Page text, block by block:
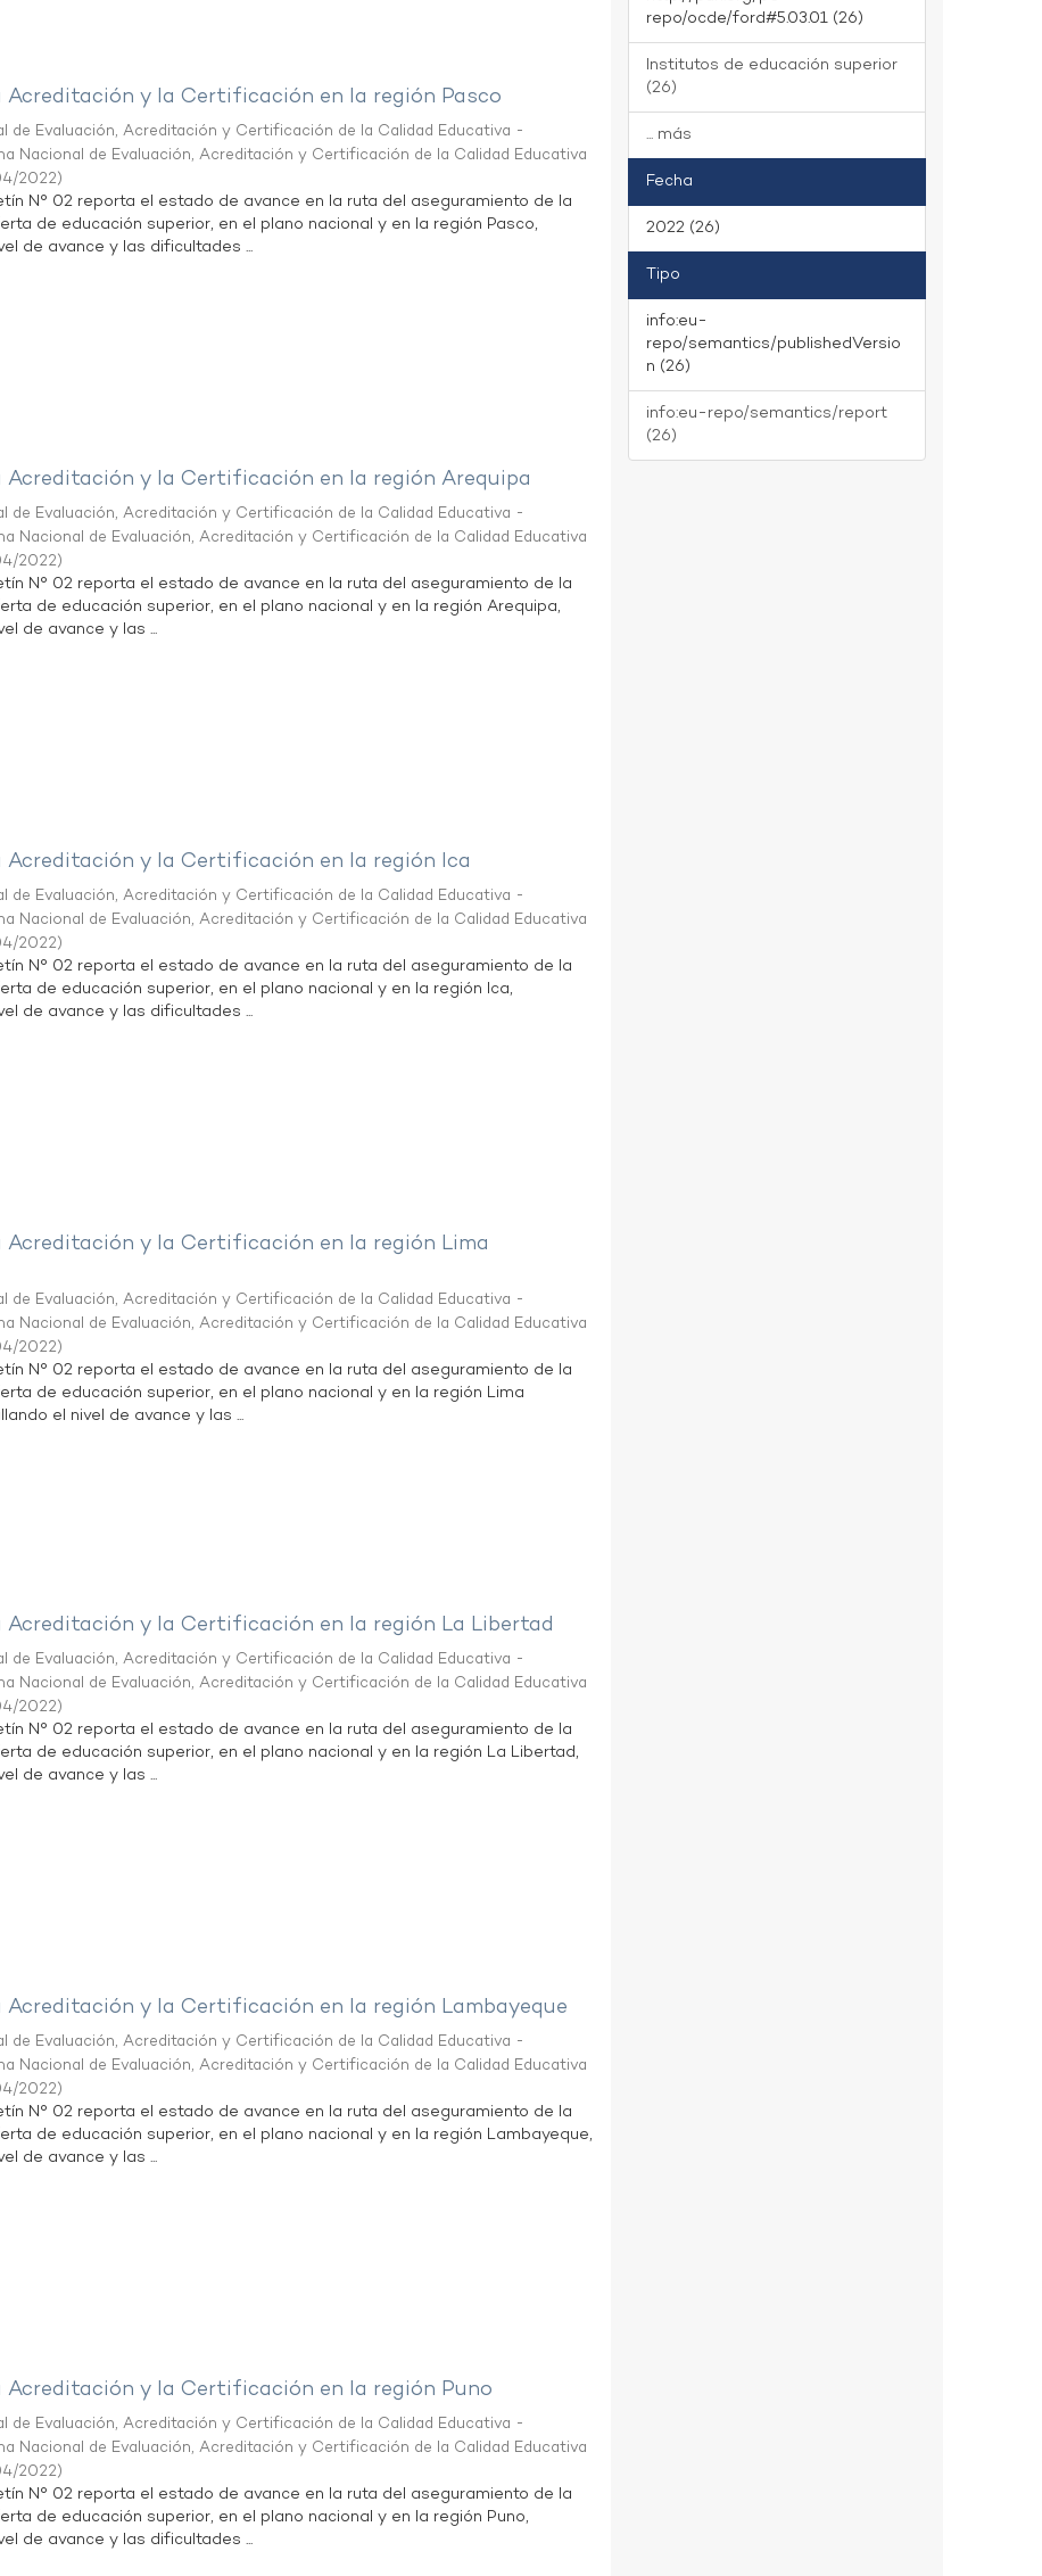
Acreditación y la Certificación en la región Pasco
de Evaluación, Acreditación y Certificación de la Calidad Educativa -
Nacional de Evaluación, Acreditación y Certificación de la Calidad Educativa
2022)
N° 02 reporta el estado de avance en la ruta del aseguramiento de la
de educación superior, en el plano nacional y en la región Pasco,
de avance y las dificultades ...
Acreditación y la Certificación en la región Arequipa
de Evaluación, Acreditación y Certificación de la Calidad Educativa -
Nacional de Evaluación, Acreditación y Certificación de la Calidad Educativa
2022)
N° 02 reporta el estado de avance en la ruta del aseguramiento de la
de educación superior, en el plano nacional y en la región Arequipa,
de avance y las ...
Acreditación y la Certificación en la región Ica
de Evaluación, Acreditación y Certificación de la Calidad Educativa -
Nacional de Evaluación, Acreditación y Certificación de la Calidad Educativa
2022)
N° 02 reporta el estado de avance en la ruta del aseguramiento de la
de educación superior, en el plano nacional y en la región Ica,
de avance y las dificultades ...
Acreditación y la Certificación en la región Lima
de Evaluación, Acreditación y Certificación de la Calidad Educativa -
Nacional de Evaluación, Acreditación y Certificación de la Calidad Educativa
2022)
N° 02 reporta el estado de avance en la ruta del aseguramiento de la
de educación superior, en el plano nacional y en la región Lima
el nivel de avance y las ...
Acreditación y la Certificación en la región La Libertad
de Evaluación, Acreditación y Certificación de la Calidad Educativa -
Nacional de Evaluación, Acreditación y Certificación de la Calidad Educativa
2022)
N° 02 reporta el estado de avance en la ruta del aseguramiento de la
de educación superior, en el plano nacional y en la región La Libertad,
de avance y las ...
Acreditación y la Certificación en la región Lambayeque
de Evaluación, Acreditación y Certificación de la Calidad Educativa -
Nacional de Evaluación, Acreditación y Certificación de la Calidad Educativa
2022)
N° 02 reporta el estado de avance en la ruta del aseguramiento de la
de educación superior, en el plano nacional y en la región Lambayeque,
de avance y las ...
Acreditación y la Certificación en la región Puno
de Evaluación, Acreditación y Certificación de la Calidad Educativa -
Nacional de Evaluación, Acreditación y Certificación de la Calidad Educativa
2022)
N° 02 reporta el estado de avance en la ruta del aseguramiento de la
de educación superior, en el plano nacional y en la región Puno,
de avance y las dificultades ...
repo/ocde/ford#5.03.01 (26)
Institutos de educación superior
(26)
... más
Fecha
2022 (26)
Tipo
info:eu-
repo/semantics/publishedVersio
n (26)
info:eu-repo/semantics/report
(26)